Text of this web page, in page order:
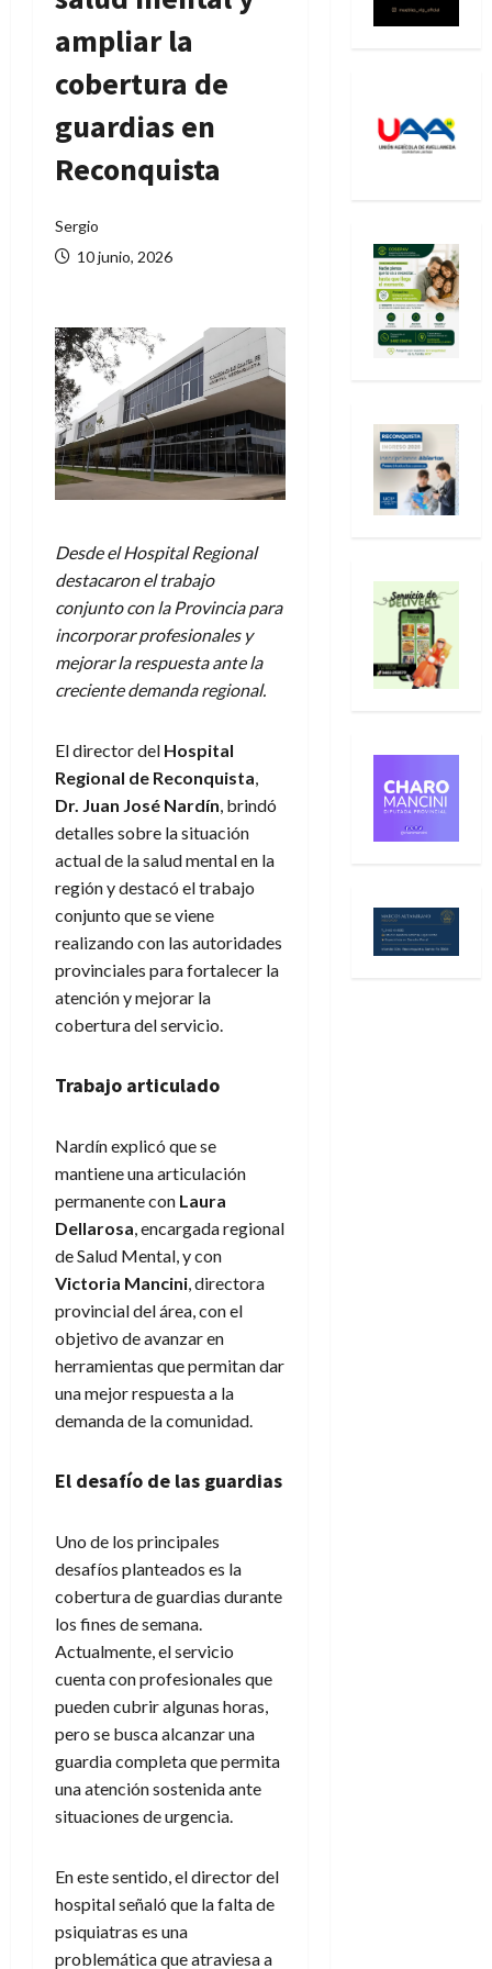
ampliar la
cobertura de
guardias en
Reconquista
Sergio
10 junio, 2026
Desde el Hospital Regional
destacaron el trabajo
conjunto con la Provincia para
incorporar profesionales y
mejorar la respuesta ante la
creciente demanda regional.
El director del Hospital
Regional de Reconquista,
Dr. Juan José Nardín, brindó
detalles sobre la situación
actual de la salud mental en la
región y destacó el trabajo
conjunto que se viene
realizando con las autoridades
provinciales para fortalecer la
atención y mejorar la
cobertura del servicio.
Trabajo articulado
Nardín explicó que se
mantiene una articulación
permanente con Laura
Dellarosa, encargada regional
de Salud Mental, y con
Victoria Mancini, directora
provincial del área, con el
objetivo de avanzar en
herramientas que permitan dar
una mejor respuesta a la
demanda de la comunidad.
El desafío de las guardias
Uno de los principales
desafíos planteados es la
cobertura de guardias durante
los fines de semana.
Actualmente, el servicio
cuenta con profesionales que
pueden cubrir algunas horas,
pero se busca alcanzar una
guardia completa que permita
una atención sostenida ante
situaciones de urgencia.
En este sentido, el director del
hospital señaló que la falta de
psiquiatras es una
problemática que atraviesa a